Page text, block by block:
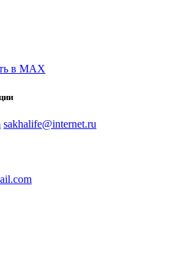
в MAX
sakhalife@internet.ru